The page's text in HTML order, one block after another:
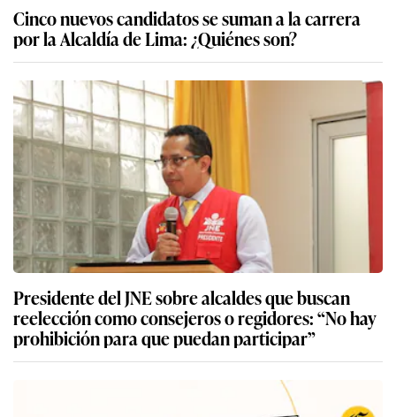
Cinco nuevos candidatos se suman a la carrera
por la Alcaldía de Lima: ¿Quiénes son?
Presidente del JNE sobre alcaldes que buscan
reelección como consejeros o regidores: “No hay
prohibición para que puedan participar”